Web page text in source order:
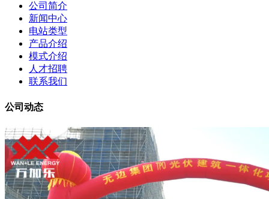
公司简介
新闻中心
电站类型
产品介绍
模式介绍
人才招聘
联系我们
公司动态